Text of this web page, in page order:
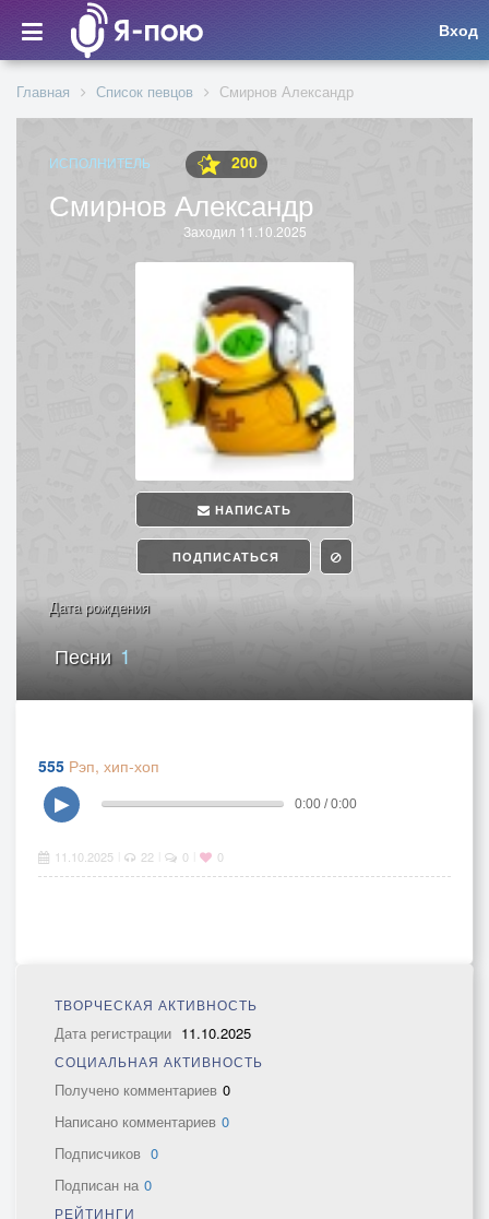
Вход
Главная Список певцов Смирнов Александр
ИСПОЛНИТЕЛЬ 200
Смирнов Александр
Заходил 11.10.2025
НАПИСАТЬ
ПОДПИСАТЬСЯ
Дата рождения
Песни 1
555 Рэп, хип-хоп
▶
0:00 / 0:00
11.10.2025 22 0 0
ТВОРЧЕСКАЯ АКТИВНОСТЬ
Дата регистрации 11.10.2025
СОЦИАЛЬНАЯ АКТИВНОСТЬ
Получено комментариев 0
Написано комментариев 0
Подписчиков 0
Подписан на 0
РЕЙТИНГИ